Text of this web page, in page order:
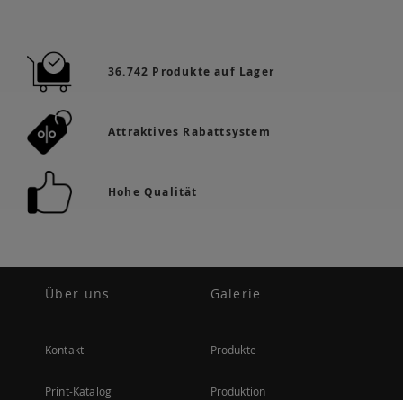
36.742 Produkte auf Lager
Attraktives Rabattsystem
Hohe Qualität
Über uns
Kontakt
Print-Katalog
Galerie
Produkte
Produktion